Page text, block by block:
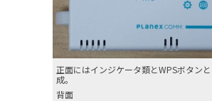
正面にはインジケータ類とWPSボタン
成。
背面